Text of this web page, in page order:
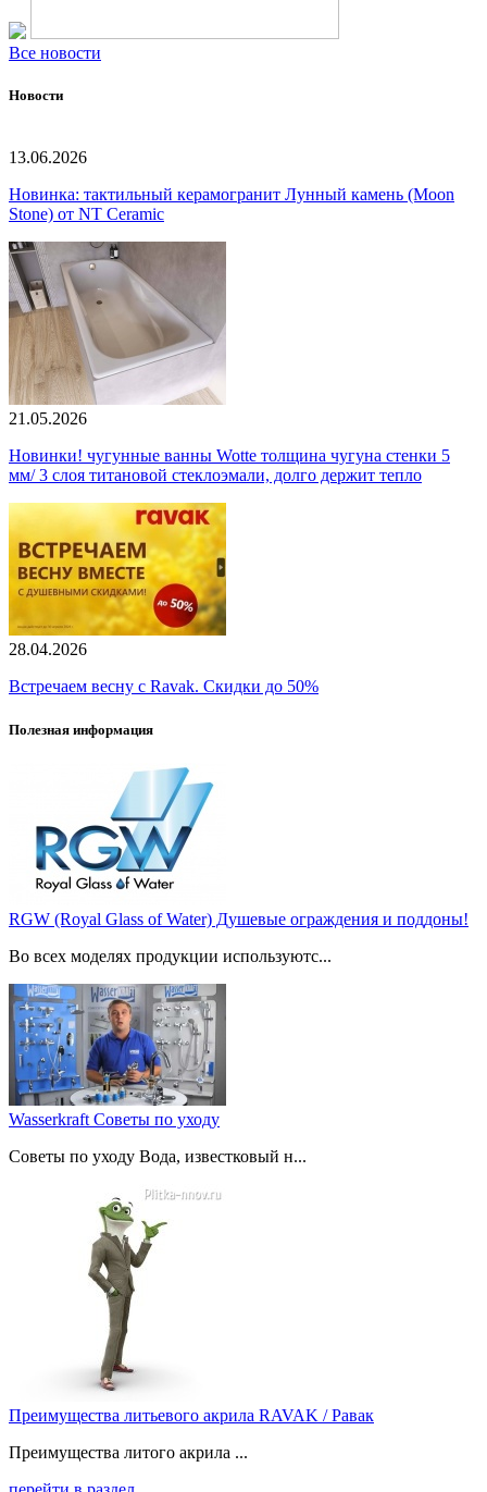
Все новости
Новости
13.06.2026
Новинка: тактильный керамогранит Лунный камень (Moon
Stone) от NT Ceramic
21.05.2026
Новинки! чугунные ванны Wotte толщина чугуна стенки 5
мм/ 3 слоя титановой стеклоэмали, долго держит тепло
28.04.2026
Встречаем весну с Ravak. Скидки до 50%
Полезная информация
RGW (Royal Glass of Water) Душевые ограждения и поддоны!
Во всех моделях продукции используютс...
Wasserkraft Советы по уходу
Советы по уходу Вода, известковый н...
Преимущества литьевого акрила RAVAK / Равак
Преимущества литого акрила ...